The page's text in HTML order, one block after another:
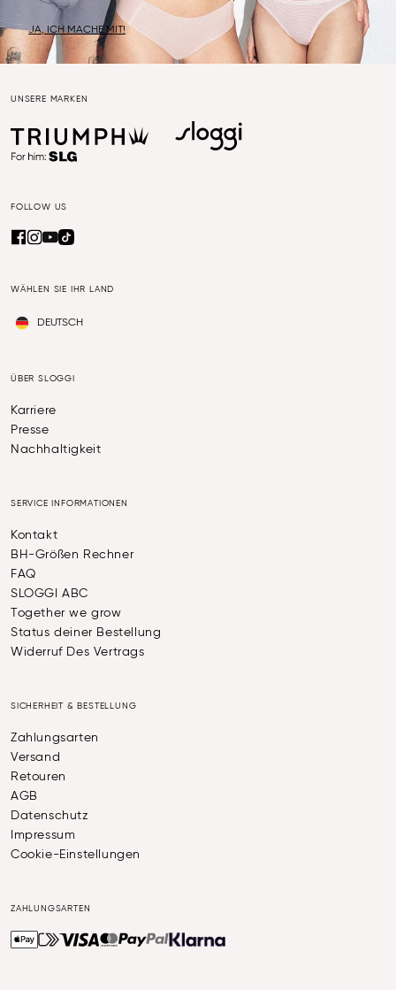
JA, ICH MACHE MIT!
UNSERE MARKEN
FOLLOW US
WÄHLEN SIE IHR LAND
DEUTSCH
ÜBER SLOGGI
Karriere
Presse
Nachhaltigkeit
SERVICE INFORMATIONEN
Kontakt
BH-Größen Rechner
FAQ
SLOGGI ABC
Together we grow
Status deiner Bestellung
Widerruf Des Vertrags
SICHERHEIT & BESTELLUNG
Zahlungsarten
Versand
Retouren
AGB
Datenschutz
Impressum
Cookie-Einstellungen
ZAHLUNGSARTEN